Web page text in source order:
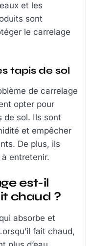
et les
sont
le carrelage
tapis de sol
de carrelage
opter pour
de sol. Ils sont
et empêcher
De plus, ils
entretenir.
est-il
chaud ?
absorbe et
fait chaud,